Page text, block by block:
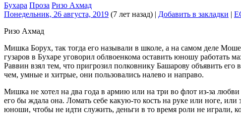
Бухара Проза Ризо Ахмад
Понедельник, 26 августа, 2019 (7 лет назад) | Добавить в закладки |
Ризо Ахмад
Мишка Борух, так тогда его называли в школе, а на самом деле
гузаров в Бухаре уговорил облвоенкома оставить юношу работать
Раввин взял тем, что пригрозил полковнику Башарову объявить его
чем, умные и хитрые, они пользовались налево и направо.
Мишка не хотел на два года в армию или на три во флот из-за
его бы ждала она. Ломать себе какую-то кость на руке или ноге, или
юноши, чтобы не идти служить, деньги в то время роли не играли,